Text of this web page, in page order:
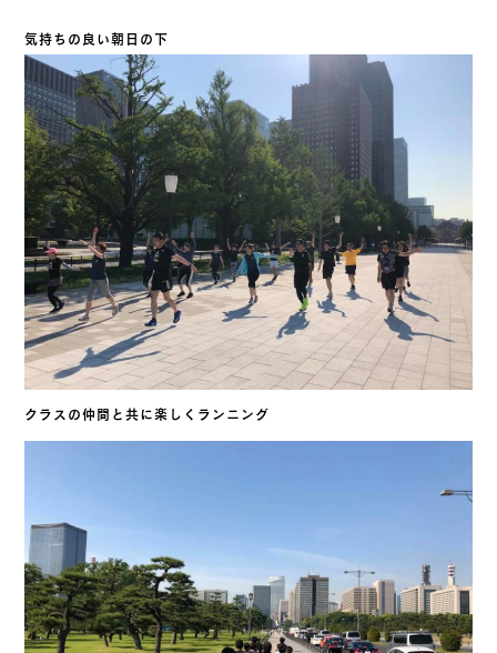
気持ちの良い朝日の下
クラスの仲間と共に楽しくランニング